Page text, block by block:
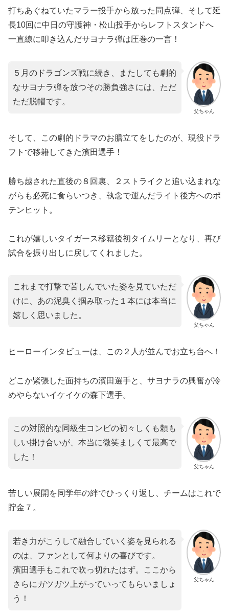
打ちあぐねていたマラー投手から放った同点弾、そして延
長10回に中日の守護神・松山投手からレフトスタンドへ
一直線に叩き込んだサヨナラ弾は圧巻の一言！
父ちゃん
５月のドラゴンズ戦に続き、またしても劇的
なサヨナラ弾を放つその勝負強さには、ただ
ただ脱帽です。
​そして、この劇的ドラマのお膳立てをしたのが、現役ドラ
フトで移籍してきた濱田選手！
勝ち越された直後の８回裏、２ストライクと追い込まれな
がらも必死に食らいつき、執念で運んだライト後方へのポ
テンヒット。
これが嬉しいタイガース移籍後初タイムリーとなり、再び
試合を振り出しに戻してくれました。
父ちゃん
これまで打撃で苦しんでいた姿を見ていただ
けに、あの泥臭く掴み取った１本には本当に
嬉しく思いました。
​ヒーローインタビューは、この２人が並んでお立ち台へ！
どこか緊張した面持ちの濱田選手と、サヨナラの興奮が冷
めやらないイケイケの森下選手。
父ちゃん
この対照的な同級生コンビの初々しくも頼も
しい掛け合いが、本当に微笑ましくて最高で
した！
​苦しい展開を同学年の絆でひっくり返し、チームはこれで
貯金７。
父ちゃん
若き力がこうして融合していく姿を見られる
のは、ファンとして何よりの喜びです。
濱田選手もこれで吹っ切れたはず。ここから
さらにガツガツ上がっていってもらいましょ
う！